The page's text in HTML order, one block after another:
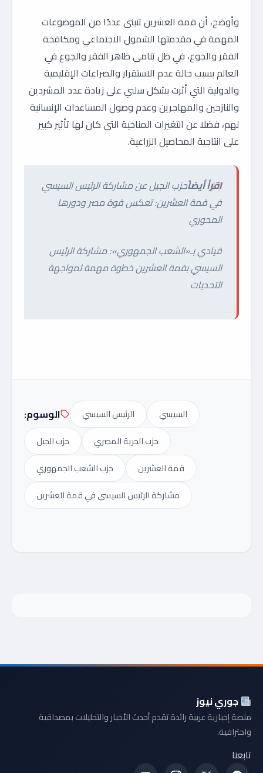
وأوضح، أن قمة العشرين تتبنى عددًا من الموضوعات
المهمة في مقدمتها الشمول الاجتماعي ومكافحة
الفقر والجوع، في ظل تنامى ظاهر الفقر والجوع في
العالم بسبب حالة عدم الاستقرار والصراعات الإقليمية
والدولية التي أثرت بشكل سلبي على زيادة عدد المشردين
والنازحين والمهاجرين وعدم وصول المساعدات الإنسانية
لهم، فضلا عن التغيرات المناخية التى كان لها تأثير كبير
على انتاجية المحاصيل الزراعية.
اقرأ أيضاًحزب الجيل عن مشاركة الرئيس السيسي
في قمة العشرين: تعكس قوة مصر ودورها
المحوري
قيادي بـ«الشعب الجمهوري»: مشاركة الرئيس
السيسي بقمة العشرين خطوة مهمة لمواجهة
التحديات
الوسوم: الرئيس السيسي
السيسي
حزب الجيل
حزب الحرية المصري
حزب الشعب الجمهوري
قمة العشرين
مشاركة الرئيس السيسي في قمة العشرين
جوري نيوز
منصة إخبارية عربية رائدة تقدم أحدث الأخبار والتحليلات بمصداقية
واحترافية.
تابعنا